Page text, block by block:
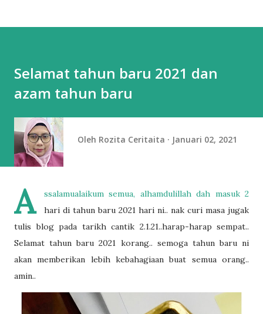
Selamat tahun baru 2021 dan
azam tahun baru
Oleh Rozita Ceritaita Januari 02, 2021
A
ssalamualaikum semua, alhamdulillah dah masuk 2
hari di tahun baru 2021 hari ni.. nak curi masa jugak
tulis blog pada tarikh cantik 2.1.21..harap-harap sempat..
Selamat tahun baru 2021 korang.. semoga tahun baru ni
akan memberikan lebih kebahagiaan buat semua orang..
amin..